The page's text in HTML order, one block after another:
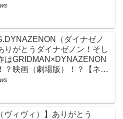
ェル・さとみ・ころん・るぅ
（ダイナゼノ
りがとうダイナゼノン！そし
はGRIDMAN×DYNAZENON
？映画（劇場版）！？【ネッ
ネタバレ感想まとめ・最終
ヴィヴィ）】ありがとう